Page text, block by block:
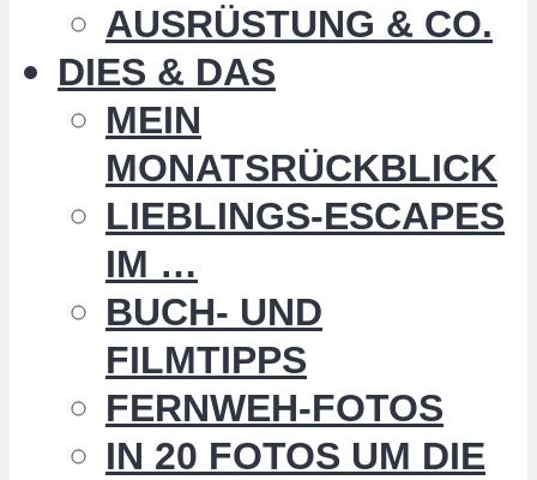
AUSRÜSTUNG & CO.
DIES & DAS
MEIN
MONATSRÜCKBLICK
LIEBLINGS-ESCAPES
IM …
BUCH- UND
FILMTIPPS
FERNWEH-FOTOS
IN 20 FOTOS UM DIE